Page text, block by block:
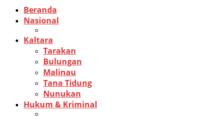
Beranda
Nasional
Kaltara
Tarakan
Bulungan
Malinau
Tana Tidung
Nunukan
Hukum & Kriminal